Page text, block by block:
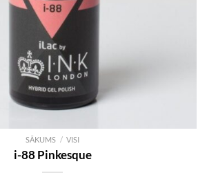
SĀKUMS / VISI
i-88 Pinkesque